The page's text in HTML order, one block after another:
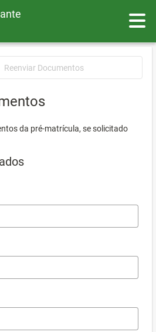
Reenviar Documentos
da pré-matrícula, se solicitado